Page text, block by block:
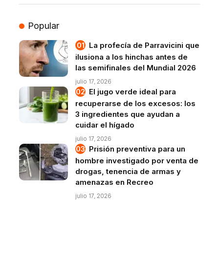
Popular
La profecía de Parravicini que
ilusiona a los hinchas antes de
las semifinales del Mundial 2026
julio 17, 2026
El jugo verde ideal para
recuperarse de los excesos: los
3 ingredientes que ayudan a
cuidar el hígado
julio 17, 2026
Prisión preventiva para un
hombre investigado por venta de
drogas, tenencia de armas y
amenazas en Recreo
julio 17, 2026